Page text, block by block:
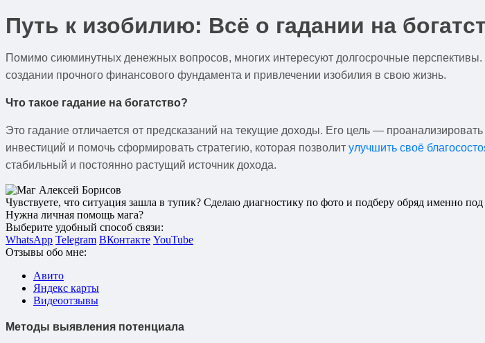
Путь к изобилию: Всё о гадании на
Помимо сиюминутных денежных вопросов, многих интересуют долгосрочные
создании прочного финансового фундамента и привлечении изобилия в свою жизнь.
Что такое гадание на богатство?
Это гадание отличается от предсказаний на текущие доходы. Его цель —
инвестиций и помочь сформировать стратегию, которая позволит улучшить своё
стабильный и постоянно растущий источник дохода.
Чувствуете, что ситуация зашла в тупик? Сделаю диагностику по фото и подберу обряд именно
Нужна личная помощь мага?
Выберите удобный способ связи:
WhatsApp Telegram ВКонтакте YouTube
Отзывы обо мне:
Авито
Яндекс карты
Видеоотзывы
Методы выявления потенциала